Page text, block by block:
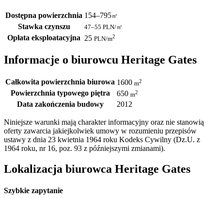
Dostępna powierzchnia 154–795㎡
Stawka czynszu 47–55 PLN/㎡
Opłata eksploatacyjna 25 PLN/m2
Informacje o biurowcu Heritage Gates
Całkowita powierzchnia biurowa 1600 m2
Powierzchnia typowego piętra 650 m2
Data zakończenia budowy 2012
Niniejsze warunki mają charakter informacyjny oraz nie stanowią
oferty zawarcia jakiejkolwiek umowy w rozumieniu przepisów
ustawy z dnia 23 kwietnia 1964 roku Kodeks Cywilny (Dz.U. z
1964 roku, nr 16, poz. 93 z późniejszymi zmianami).
Lokalizacja biurowca Heritage Gates
Szybkie zapytanie